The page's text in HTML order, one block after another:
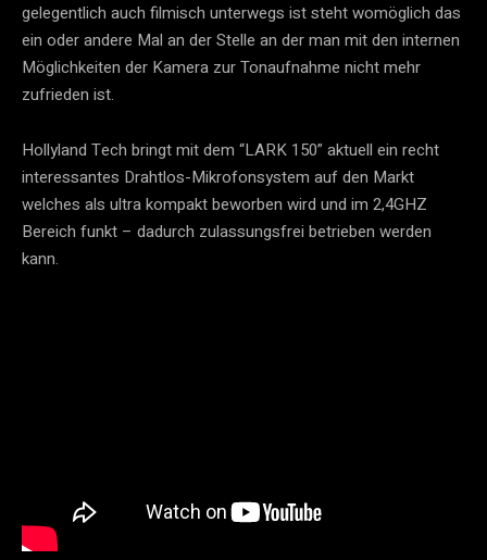
gelegentlich auch filmisch unterwegs ist steht womöglich das
ein oder andere Mal an der Stelle an der man mit den internen
Möglichkeiten der Kamera zur Tonaufnahme nicht mehr
zufrieden ist.
Hollyland Tech bringt mit dem “LARK 150” aktuell ein recht
interessantes Drahtlos-Mikrofonsystem auf den Markt
welches als ultra kompakt beworben wird und im 2,4GHZ
Bereich funkt – dadurch zulassungsfrei betrieben werden
kann.